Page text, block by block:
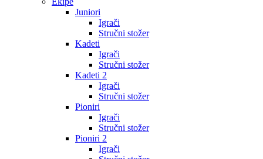
Juniori
Igrači
Stručni stožer
Kadeti
Igrači
Stručni stožer
Kadeti 2
Igrači
Stručni stožer
Pioniri
Igrači
Stručni stožer
Pioniri 2
Igrači